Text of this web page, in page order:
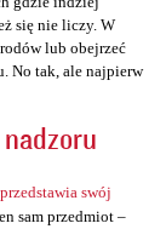
się nie liczy. W
lub obejrzeć
No tak, ale najpierw
swój
sam przedmiot –